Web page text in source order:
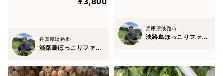
兵庫県淡路市
淡路島ほっこりファーム
兵庫県淡路市
淡路島ほっこりファーム